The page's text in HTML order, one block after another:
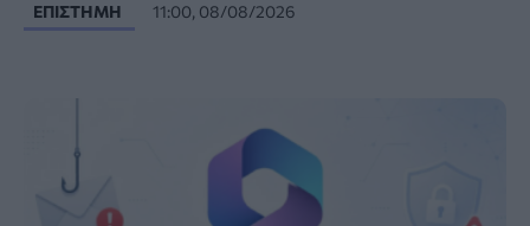
ΕΠΙΣΤΉΜΗ 11:00, 08/08/2026